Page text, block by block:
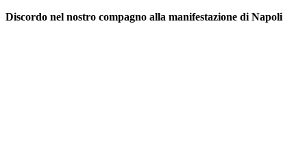
Discordo nel nostro compagno alla manifestazione di Napoli